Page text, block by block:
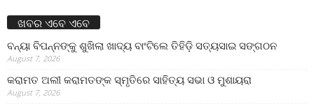
ଖବର ଏବେ ଏବେ
ବନ୍ୟା ବିପନ୍ନଙ୍କୁ ଶୁଖିଲା ଖାଦ୍ୟ ବାଂଟିଲେ ତିହିଡି଼ ସତ୍ୟସାଇ ସଙ୍ଗଠନ
August 7, 2026
କରାମତ ଅଲୀ କରାମତଙ୍କ ସ୍ମୃତିରେ ସାହିତ୍ୟ ସଭା ଓ ମୁଶାୟରା
August 7, 2026